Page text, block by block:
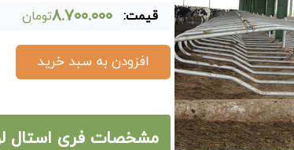
قیمت: تومان ۸.۷۰۰.۰۰۰
افزودن به سبد خرید
مشخصات فری استال لوله 2 اینچ